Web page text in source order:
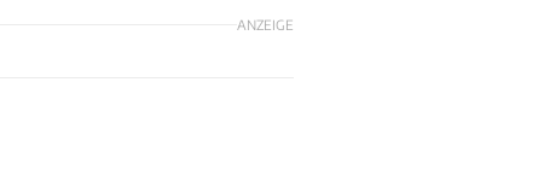
ANZEIGE